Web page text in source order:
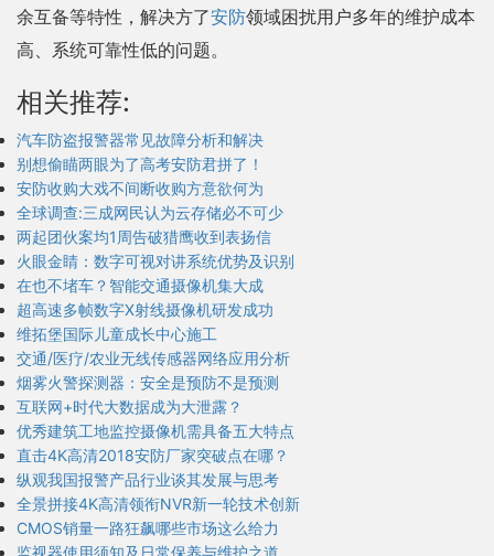
余互备等特性，解决方了安防领域困扰用户多年的维护成本
高、系统可靠性低的问题。
相关推荐:
汽车防盗报警器常见故障分析和解决
别想偷瞄两眼为了高考安防君拼了！
安防收购大戏不间断收购方意欲何为
全球调查:三成网民认为云存储必不可少
两起团伙案均1周告破猎鹰收到表扬信
火眼金睛：数字可视对讲系统优势及识别
在也不堵车？智能交通摄像机集大成
超高速多帧数字X射线摄像机研发成功
维拓堡国际儿童成长中心施工
交通/医疗/农业无线传感器网络应用分析
烟雾火警探测器：安全是预防不是预测
互联网+时代大数据成为大泄露？
优秀建筑工地监控摄像机需具备五大特点
直击4K高清2018安防厂家突破点在哪？
纵观我国报警产品行业谈其发展与思考
全景拼接4K高清领衔NVR新一轮技术创新
CMOS销量一路狂飙哪些市场这么给力
监视器使用须知及日常保养与维护之道